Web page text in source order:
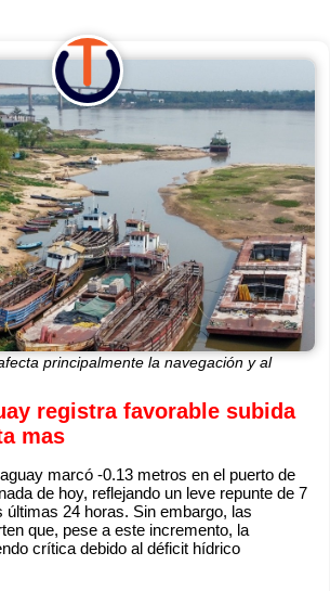
principalmente la navegación y al
registra favorable subida
mas
marcó -0.13 metros en el puerto de
de hoy, reflejando un leve repunte de 7
24 horas. Sin embargo, las
que, pese a este incremento, la
crítica debido al déficit hídrico